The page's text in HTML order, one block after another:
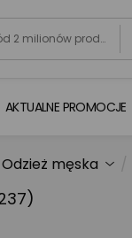
AKTUALNE PROMOCJE
Odzież męska